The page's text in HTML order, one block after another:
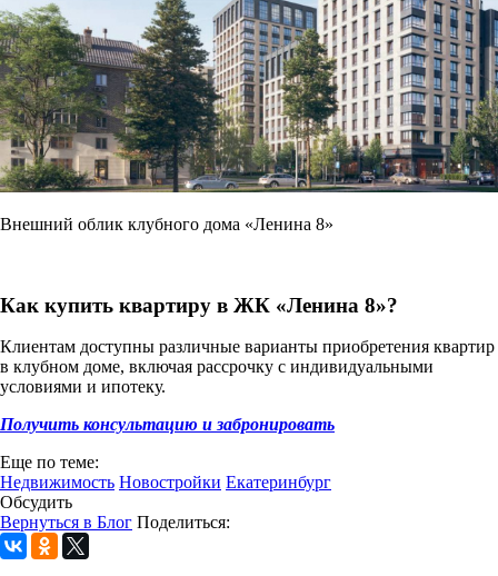
Внешний облик клубного дома «Ленина 8»
Как купить квартиру в ЖК «Ленина 8»?
Клиентам доступны различные варианты приобретения квартир
в клубном доме, включая рассрочку с индивидуальными
условиями и ипотеку.
Получить консультацию и забронировать
Еще по теме:
Недвижимость Новостройки Екатеринбург
Обсудить
Вернуться в Блог Поделиться: